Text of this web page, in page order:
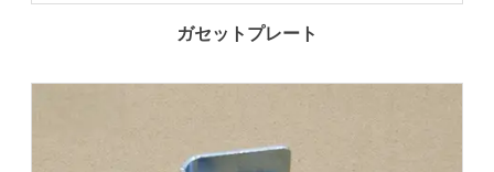
ガセットプレート